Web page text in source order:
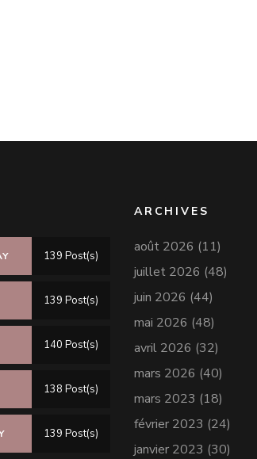
139 Post(s)
139 Post(s)
140 Post(s)
138 Post(s)
139 Post(s)
ARCHIVES
août 2026 (11)
juillet 2026 (48)
juin 2026 (44)
mai 2026 (48)
avril 2026 (32)
mars 2026 (40)
mars 2023 (18)
février 2023 (24)
janvier 2023 (30)